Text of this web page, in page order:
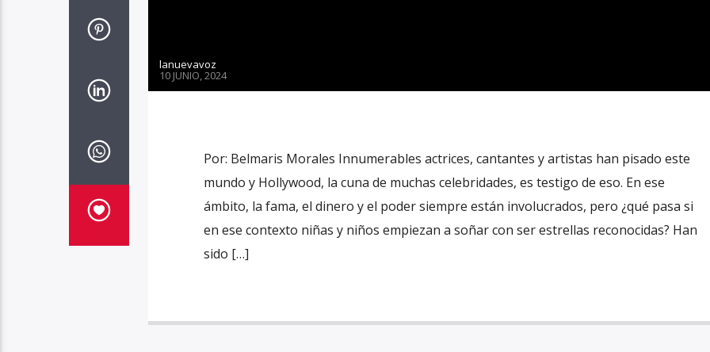
lanuevavoz
10 JUNIO, 2024
Por: Belmaris Morales Innumerables actrices, cantantes y artistas han pisado este
mundo y Hollywood, la cuna de muchas celebridades, es testigo de eso. En ese
ámbito, la fama, el dinero y el poder siempre están involucrados, pero ¿qué pasa si
en ese contexto niñas y niños empiezan a soñar con ser estrellas reconocidas? Han
sido […]